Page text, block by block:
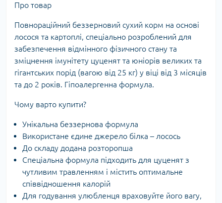
Про товар
Повнораційний беззерновий сухий корм на основі
лосося та картоплі, спеціально розроблений для
забезпечення відмінного фізичного стану та
зміцнення імунітету цуценят та юніорів великих та
гігантських порід (вагою від 25 кг) у віці від 3 місяців
та до 2 років. Гіпоалергенна формула.
Чому варто купити?
Унікальна беззернова формула
Використане єдине джерело білка – лосось
До складу додана розторопша
Спеціальна формула підходить для цуценят з
чутливим травленням і містить оптимальне
співвідношення калорій
Для годування улюбленця враховуйте його вагу,